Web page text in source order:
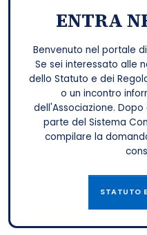
ENTRA
Benvenuto nel portale
Se sei interessato alle
dello Statuto e dei
o un incontro
dell'Associazione.
parte del Sistema
compilare la
STATUTO